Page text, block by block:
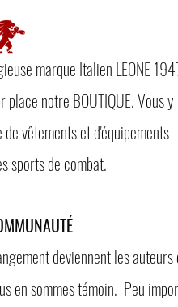
marque Italien LEONE
place notre BOUTIQUE. Vous y
vêtements et d'équipements
sports de combat.
deviennent les auteurs
en sommes témoin. Peu